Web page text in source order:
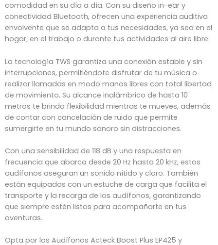
comodidad en su día a día. Con su diseño in-ear y
conectividad Bluetooth, ofrecen una experiencia auditiva
envolvente que se adapta a tus necesidades, ya sea en el
hogar, en el trabajo o durante tus actividades al aire libre.
La tecnología TWS garantiza una conexión estable y sin
interrupciones, permitiéndote disfrutar de tu música o
realizar llamadas en modo manos libres con total libertad
de movimiento. Su alcance inalámbrico de hasta 10
metros te brinda flexibilidad mientras te mueves, además
de contar con cancelación de ruido que permite
sumergirte en tu mundo sonoro sin distracciones.
Con una sensibilidad de 118 dB y una respuesta en
frecuencia que abarca desde 20 Hz hasta 20 kHz, estos
audífonos aseguran un sonido nítido y claro. También
están equipados con un estuche de carga que facilita el
transporte y la recarga de los audífonos, garantizando
que siempre estén listos para acompañarte en tus
aventuras.
Opta por los Audífonos Acteck Boost Plus EP425 y